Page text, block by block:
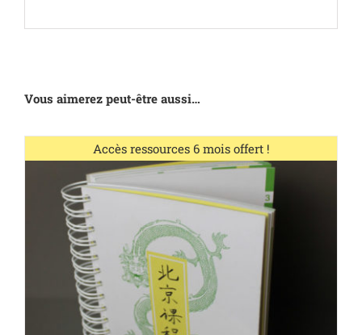
Vous aimerez peut-être aussi…